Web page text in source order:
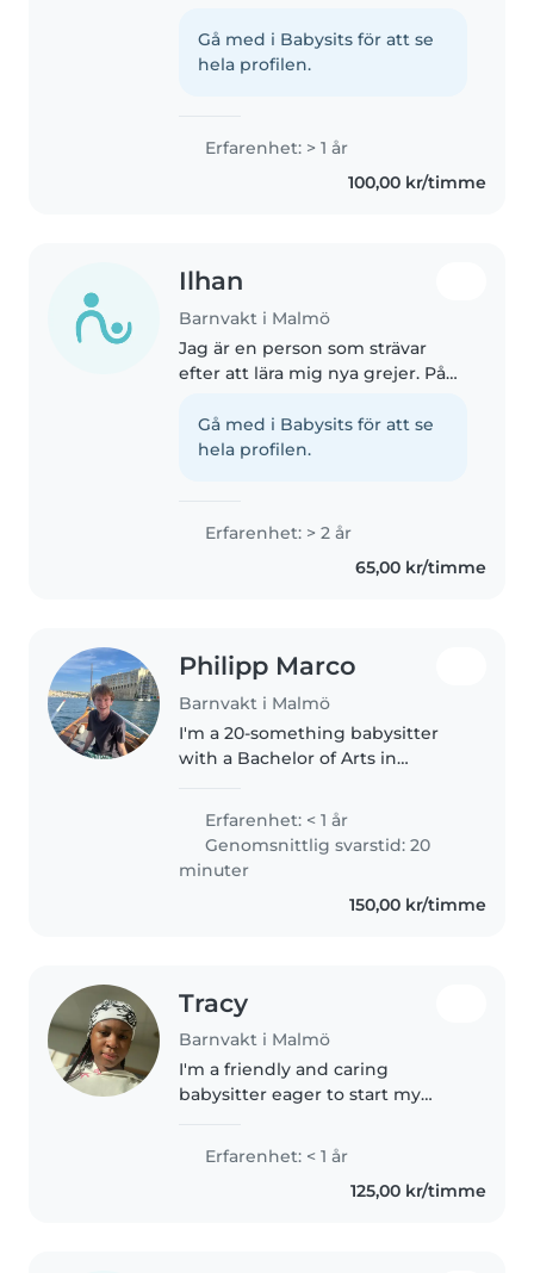
energetic student with a strong
interest in childcare. I am
Gå med i Babysits för att se
hela profilen.
Erfarenhet: > 1 år
100,00 kr/timme
Ilhan
Barnvakt i Malmö
Jag är en person som strävar
efter att lära mig nya grejer. På
fantasifulla böcker, vilket gör
mig lugn. Jag gillar att plugga
Gå med i Babysits för att se
hela profilen.
Erfarenhet: > 2 år
65,00 kr/timme
Philipp Marco
Barnvakt i Malmö
I'm a 20-something babysitter
with a Bachelor of Arts in
English and German. I'm
responsible, patient, and always
up for fun! I have experience
with teenagers..
Erfarenhet: < 1 år
Genomsnittlig svarstid: 20
minuter
150,00 kr/timme
Tracy
Barnvakt i Malmö
I'm a friendly and caring
babysitter eager to start my
passion for working with babies
like drawing, reading, and
Erfarenhet: < 1 år
125,00 kr/timme